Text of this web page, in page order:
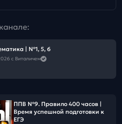
| №1, 5, 6
с Виталичем
ППВ №9. Правило 400 часов |
Время успешной подготовки к
ЕГЭ